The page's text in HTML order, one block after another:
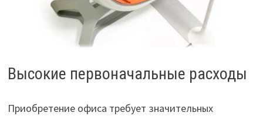
Высокие первоначальные расходы
Приобретение офиса требует значительных